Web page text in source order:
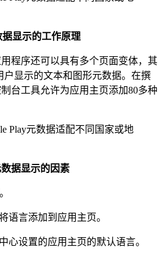
据显示的工作原理
用程序还可以具有多个页面变体，其
户显示的文本和图形元数据。在撰
台工具允许为应用主页添加80多种
据显示的因素
语言添加到应用主页。
心设置的应用主页的默认语言。